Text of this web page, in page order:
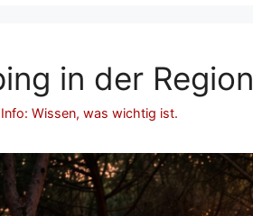
in der
Wissen, was wichtig ist.